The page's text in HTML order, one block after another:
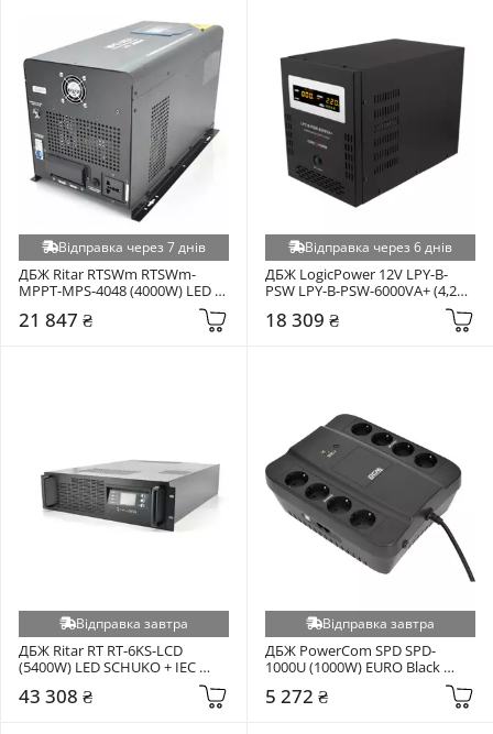
Відправка через 7 днів
ДБЖ Ritar RTSWm RTSWm-
MPPT-MPS-4048 (4000W) LED
21 847 ₴
Відправка через 6 днів
ДБЖ LogicPower 12V LPY-B-
PSW LPY-B-PSW-6000VA+ (4,2W)
18 309 ₴
Відправка завтра
ДБЖ Ritar RT RT-6KS-LCD
(5400W) LED SCHUKO + IEC
43 308 ₴
Відправка завтра
ДБЖ PowerCom SPD SPD-
1000U (1000W) EURO Black
5 272 ₴